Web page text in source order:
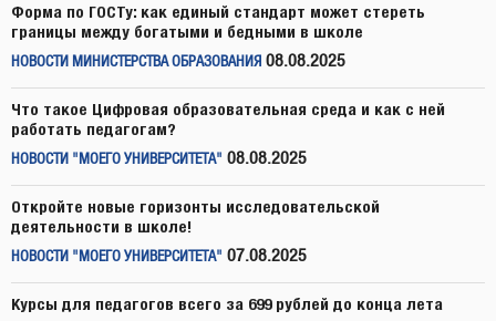
Форма по ГОСТу: как единый стандарт может стереть
границы между богатыми и бедными в школе
НОВОСТИ МИНИСТЕРСТВА ОБРАЗОВАНИЯ 08.08.2025
Что такое Цифровая образовательная среда и как с ней
работать педагогам?
НОВОСТИ "МОЕГО УНИВЕРСИТЕТА" 08.08.2025
Откройте новые горизонты исследовательской
деятельности в школе!
НОВОСТИ "МОЕГО УНИВЕРСИТЕТА" 07.08.2025
Курсы для педагогов всего за 699 рублей до конца лета